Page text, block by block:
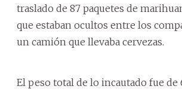
traslado de 87 paquetes de
que estaban ocultos entre los
un camión que llevaba cervezas.
El peso total de lo incautado fue de